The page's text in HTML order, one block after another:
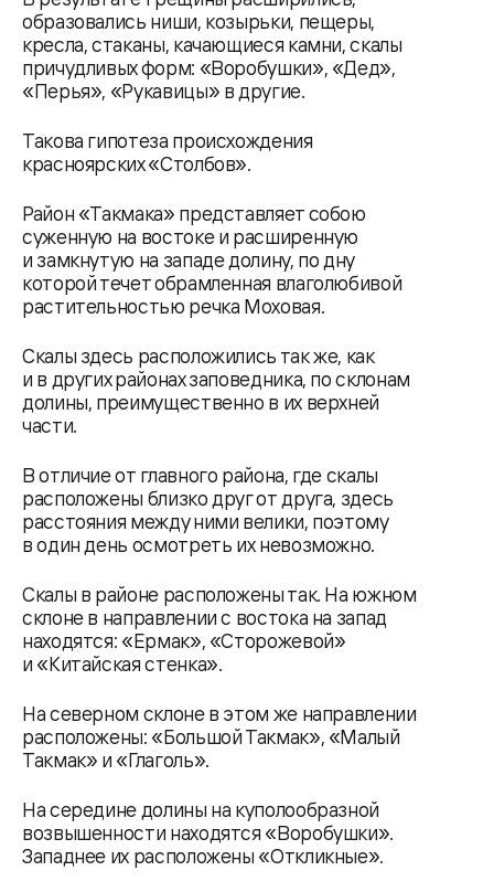
образовались ниши, козырьки, пещеры,
кресла, стаканы, качающиеся камни, скалы
причудливых форм: «Воробушки», «Дед»,
«Перья», «Рукавицы» в другие.
Такова гипотеза происхождения
красноярских «Столбов».
Район «Такмака» представляет собою
суженную на востоке и расширенную
и замкнутую на западе долину, по дну
которой течет обрамленная влаголюбивой
растительностью речка Моховая.
Скалы здесь расположились так же, как
и в других районах заповедника, по склонам
долины, преимущественно в их верхней
части.
В отличие от главного района, где скалы
расположены близко друг от друга, здесь
расстояния между ними велики, поэтому
в один день осмотреть их невозможно.
Скалы в районе расположены так. На южном
склоне в направлении с востока на запад
находятся: «Ермак», «Сторожевой»
и «Китайская стенка».
На северном склоне в этом же направлении
расположены: «Большой Такмак», «Малый
Такмак» и «Глаголь».
На середине долины на куполообразной
возвышенности находятся «Воробушки».
Западнее их расположены «Откликные».